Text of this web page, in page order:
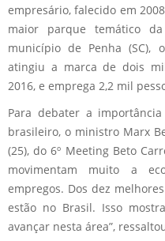
empresário, falecido em
maior parque temático
município de Penha (SC),
atingiu a marca de dois
2016, e emprega 2,2 mil
Para debater a
brasileiro, o ministro Marx
(25), do 6º Meeting Beto
movimentam muito a
empregos. Dos dez
estão no Brasil. Isso
avançar nesta área”,